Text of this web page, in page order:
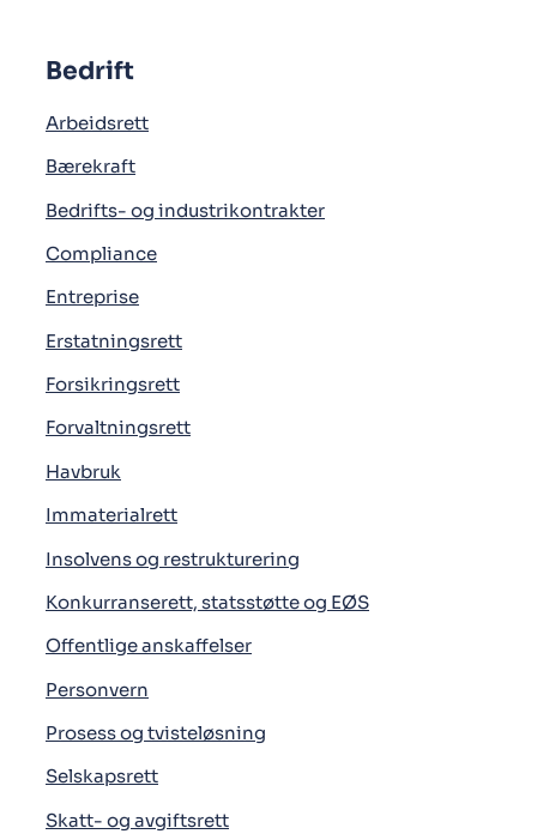
Bedrift
Arbeidsrett
Bærekraft
Bedrifts- og industrikontrakter
Compliance
Entreprise
Erstatningsrett
Forsikringsrett
Forvaltningsrett
Havbruk
Immaterialrett
Insolvens og restrukturering
Konkurranserett, statsstøtte og EØS
Offentlige anskaffelser
Personvern
Prosess og tvisteløsning
Selskapsrett
Skatt- og avgiftsrett